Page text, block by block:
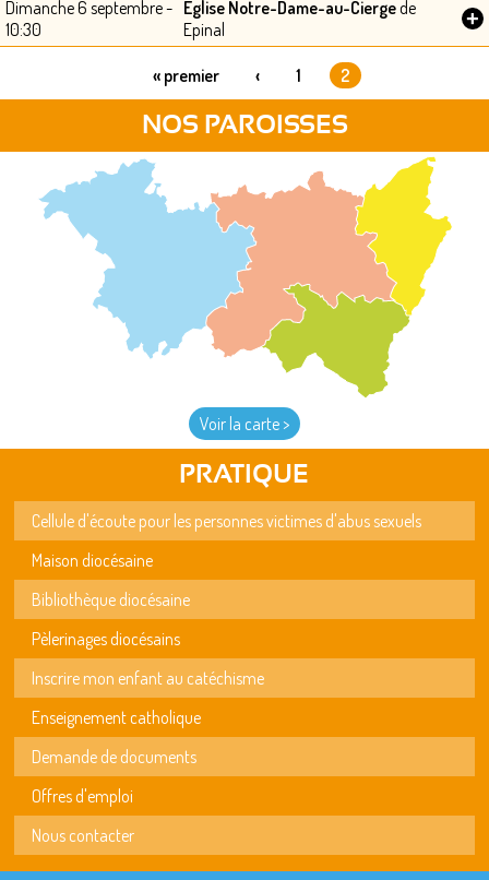
Dimanche 6 septembre -
10:30
Église Notre-Dame-au-Ciergede
Epinal
+
« premier ‹ 1 2
NOS PAROISSES
Voir la carte >
PRATIQUE
Cellule d'écoute pour les personnes victimes d'abus sexuels
Maison diocésaine
Bibliothèque diocésaine
Pèlerinages diocésains
Inscrire mon enfant au catéchisme
Enseignement catholique
Demande de documents
Offres d'emploi
Nous contacter